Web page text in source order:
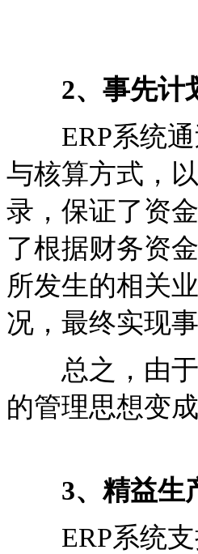
2、事先计
ERP系统通
与核算方式，
录，保证了资
了根据财务资
所发生的相关
况，最终实现
总之，由于
的管理思想变
3、精益生
ERP系统支